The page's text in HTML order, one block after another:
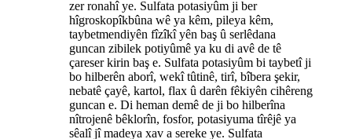
zer ronahî ye. Sulfata potasiyûm ji ber
hîgroskopîkbûna wê ya kêm, pileya kêm,
taybetmendiyên fîzîkî yên baş û serlêdana
guncan zibilek potiyûmê ya ku di avê de tê
çareser kirin baş e. Sulfata potasiyûm bi taybetî ji
bo hilberên aborî, wekî tûtinê, tirî, bîbera şekir,
nebatê çayê, kartol, flax û darên fêkiyên cihêreng
guncan e. Di heman demê de ji bo hilberîna
nîtrojenê bêklorîn, fosfor, potasiyuma tîrêjê ya
sêalî jî madeya xav a sereke ye. Sulfata